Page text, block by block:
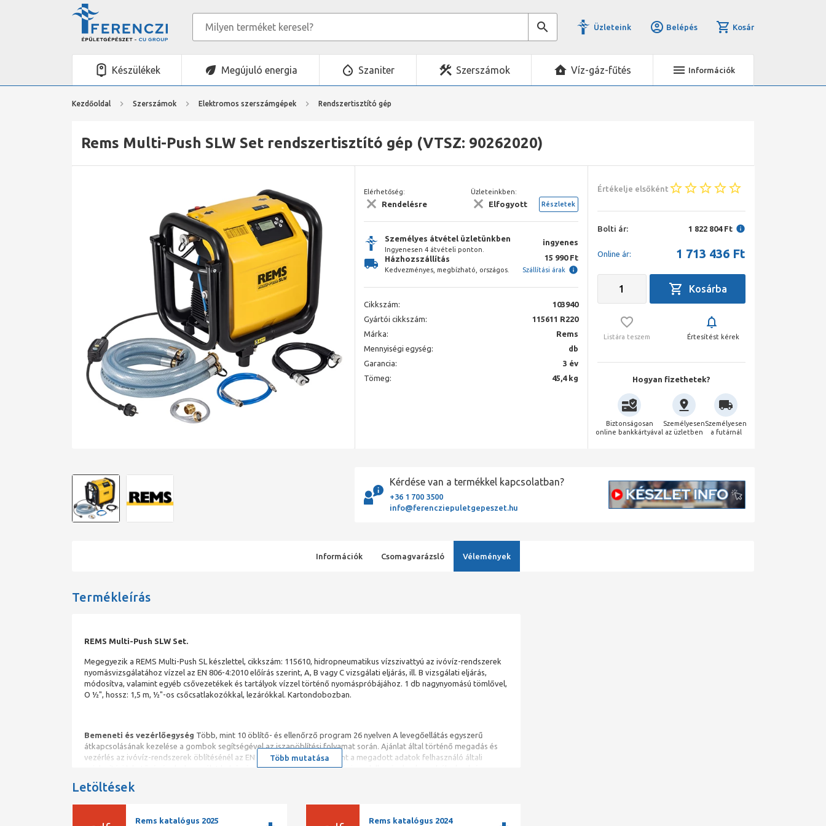
Üzleteink Belépés Kosár
Készülékek Megújuló energia Szaniter Szerszámok Víz-gáz-fűtés Információk
Kezdőoldal Szerszámok Elektromos szerszámgépek Rendszertisztító gép
Rems Multi-Push SLW Set rendszertisztító gép (VTSZ: 90262020)
Elérhetőség:
Rendelésre
Üzleteinkben:
Elfogyott Részletek
Személyes átvétel üzletünkben
Ingyenesen 4 átvételi ponton.
ingyenes
Házhozszállítás
Kedvezményes, megbízható, országos.
15 990 Ft
Szállítási árak
Cikkszám:
103940
Gyártói cikkszám:
115611 R220
Márka:
Rems
Mennyiségi egység:
db
Garancia:
3 év
Tömeg:
45,4 kg
Értékelje elsőként
Bolti ár: 1 822 804 Ft
Online ár: 1 713 436 Ft
Listára teszem Értesítést kérek
Hogyan fizethetek?
Biztonságosan
online bankkártyával
Személyesen
az üzletben
Személyesen
a futárnál
Kérdése van a termékkel kapcsolatban?
+36 1 700 3500
info@ferencziepuletgepeszet.hu
Információk Csomagvarázsló Vélemények
Termékleírás
REMS Multi-Push SLW Set.
Megegyezik a REMS Multi-Push SL készlettel, cikkszám: 115610, hidropneumatikus vízszivattyú az ivóvíz-rendszerek
nyomásvizsgálatához vízzel az EN 806-4:2010 előírás szerint, A, B vagy C vizsgálati eljárás, ill. B vizsgálati eljárás,
módosítva, valamint egyéb csővezetékek és tartályok vízzel történő nyomáspróbájához. 1 db nagynyomású tömlővel,
O ½", hossz: 1,5 m, ½"-os csőcsatlakozókkal, lezárókkal. Kartondobozban.
Bemeneti és vezérlőegység Több, mint 10 öblítő- és ellenőrző program 26 nyelven A levegőellátás egyszerű
átkapcsolásának kezelése a gombok segítségével az iszapöblítési folyamat során. Ajánlat által történő megadás és
vezérlés az ivóvíz-rendszerek öblítésénél az EN 806-4:2010 előírás szerint a megadott adatok felhasználó általi
módosítási lehetőségével a használat helyén érvényes országos biztonsági rendelkezéseknek, szabályoknak és
előírásoknak való megfelelés érdekében. A dátum és időpont formátumának, valamint különféle mértékegységeknek
a kiválasztása. Bemeneti és vezérlőegység 3"-os modern LCD-kijelzővel, 76 mm-es képernyőátmérővel (128× 64 pixel).
útvonalról tölthető le USB-stickre.
Több mutatása
Letöltések
Rems katalógus 2025
Rems katalógus 2024